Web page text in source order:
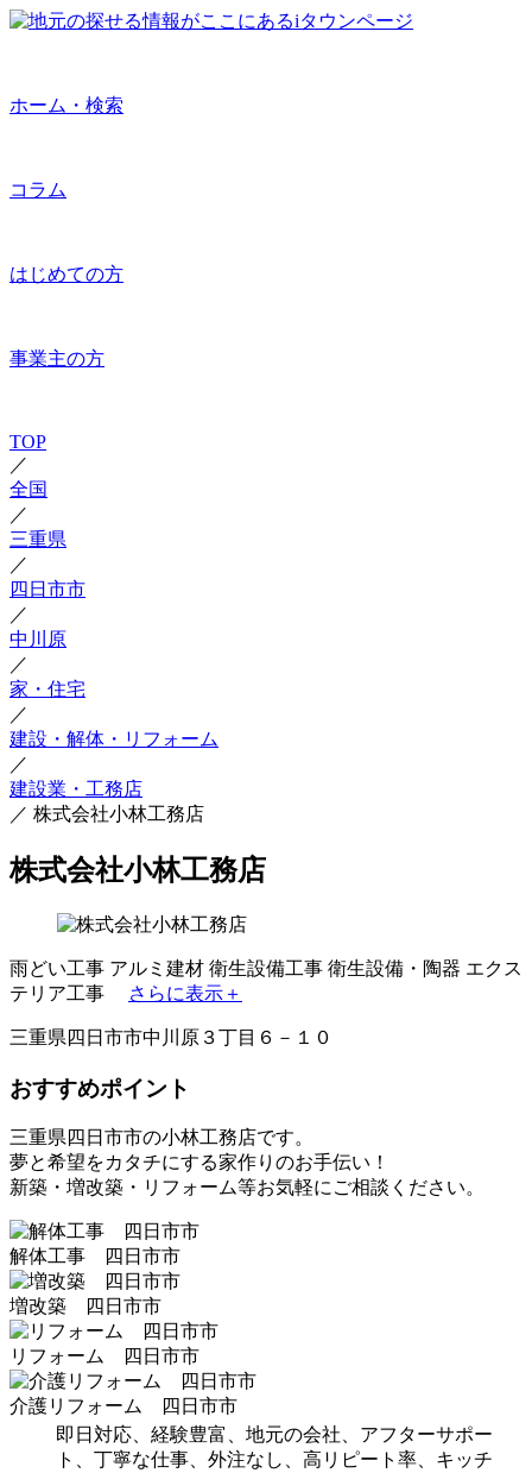
ホーム・検索
コラム
はじめての方
事業主の方
TOP
／
全国
／
三重県
／
四日市市
／
中川原
／
家・住宅
／
建設・解体・リフォーム
／
建設業・工務店
／ 株式会社小林工務店
株式会社小林工務店
雨どい工事 アルミ建材 衛生設備工事 衛生設備・陶器 エクス
テリア工事
さらに表示＋
三重県四日市市中川原３丁目６－１０
おすすめポイント
三重県四日市市の小林工務店です。
夢と希望をカタチにする家作りのお手伝い！
新築・増改築・リフォーム等お気軽にご相談ください。
解体工事 四日市市
増改築 四日市市
リフォーム 四日市市
介護リフォーム 四日市市
即日対応、経験豊富、地元の会社、アフターサポー
ト、丁寧な仕事、外注なし、高リピート率、キッチ